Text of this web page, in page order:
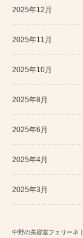
2025年12月
2025年11月
2025年10月
2025年8月
2025年6月
2025年4月
2025年3月
中野の美容室フェリーネ